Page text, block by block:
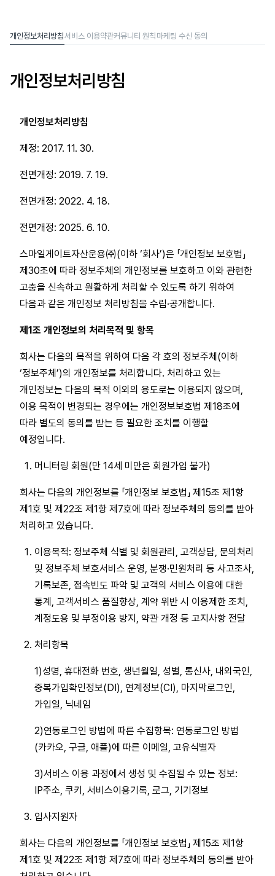
개인정보처리방침서비스 이용약관커뮤니티 원칙 마케팅 수신 동의
개인정보처리방침
개인정보처리방침
제정: 2017. 11. 30.
전면개정: 2019. 7. 19.
전면개정: 2022. 4. 18.
전면개정: 2025. 6. 10.
스마일게이트자산운용㈜(이하 ‘회사’)은 「개인정보 보호법」
제30조에 따라 정보주체의 개인정보를 보호하고 이와 관련한
고충을 신속하고 원활하게 처리할 수 있도록 하기 위하여
다음과 같은 개인정보 처리방침을 수립·공개합니다.
제1조 개인정보의 처리목적 및 항목
회사는 다음의 목적을 위하여 다음 각 호의 정보주체(이하
‘정보주체’)의 개인정보를 처리합니다. 처리하고 있는
개인정보는 다음의 목적 이외의 용도로는 이용되지 않으며,
이용 목적이 변경되는 경우에는 개인정보보호법 제18조에
따라 별도의 동의를 받는 등 필요한 조치를 이행할
예정입니다.
머니터링 회원(만 14세 미만은 회원가입 불가)
회사는 다음의 개인정보를 「개인정보 보호법」 제15조 제1항
제1호 및 제22조 제1항 제7호에 따라 정보주체의 동의를 받아
처리하고 있습니다.
이용목적: 정보주체 식별 및 회원관리, 고객상담, 문의처리
및 정보주체 보호서비스 운영, 분쟁·민원처리 등 사고조사,
기록보존, 접속빈도 파악 및 고객의 서비스 이용에 대한
통계, 고객서비스 품질향상, 계약 위반 시 이용제한 조치,
계정도용 및 부정이용 방지, 약관 개정 등 고지사항 전달
처리항목
1)성명, 휴대전화 번호, 생년월일, 성별, 통신사, 내외국인,
중복가입확인정보(DI), 연계정보(CI), 마지막로그인,
가입일, 닉네임
2)연동로그인 방법에 따른 수집항목: 연동로그인 방법
(카카오, 구글, 애플)에 따른 이메일, 고유식별자
3)서비스 이용 과정에서 생성 및 수집될 수 있는 정보:
IP주소, 쿠키, 서비스이용기록, 로그, 기기정보
입사지원자
회사는 다음의 개인정보를 「개인정보 보호법」 제15조 제1항
제1호 및 제22조 제1항 제7호에 따라 정보주체의 동의를 받아